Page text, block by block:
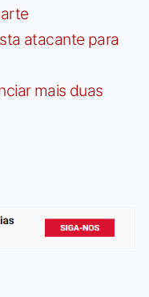
atacante para
mais duas